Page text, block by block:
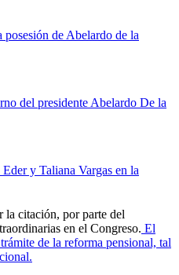
posesión de Abelardo de la
del presidente Abelardo De la
y Taliana Vargas en la
la citación, por parte del
en el Congreso. El
de la reforma pensional, tal